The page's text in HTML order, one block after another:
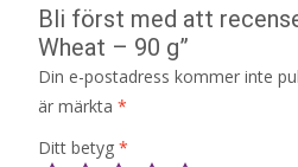
Bli först med att
Wheat – 90 g”
Din e-postadress kommer inte
är märkta *
Ditt betyg *